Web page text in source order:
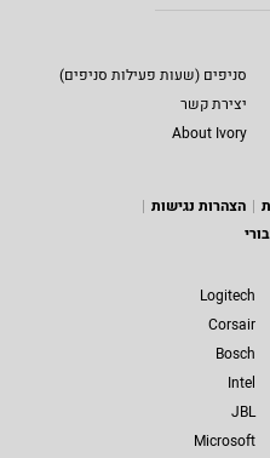
סניפים (שעות פעילות סניפים)
יצירת קשר
About Ivory
הצהרות נגישות
Logitech
Corsair
Bosch
Intel
JBL
Microsoft